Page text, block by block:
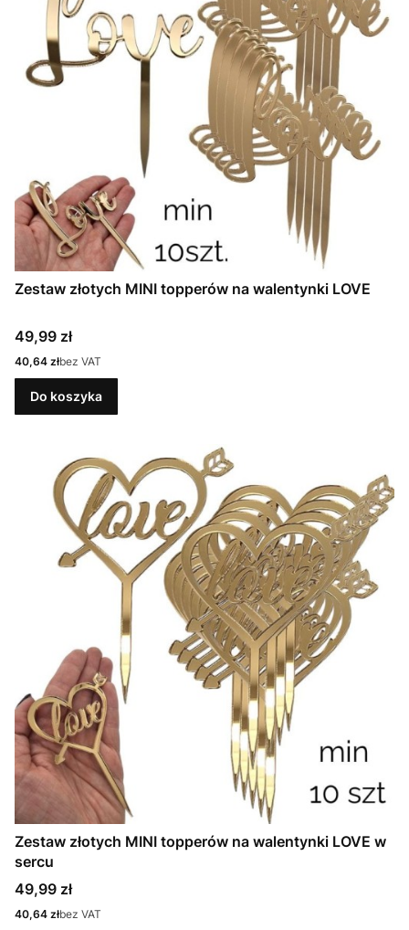
Zestaw złotych MINI topperów na walentynki LOVE
Cena
49,99 zł
Cena
40,64 złbez VAT
Do koszyka
Zestaw złotych MINI topperów na walentynki LOVE w
sercu
Cena
49,99 zł
Cena
40,64 złbez VAT